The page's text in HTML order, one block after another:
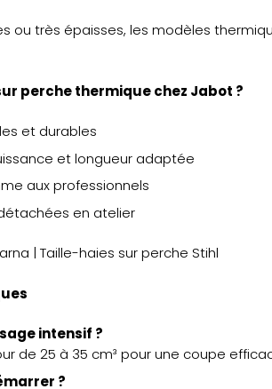
ou très épaisses, les modèles
perche thermique chez Jabot ?
et durables
et longueur adaptée
aux professionnels
en atelier
| Taille-haies sur perche Stihl
intensif ?
de 25 à 35 cm³ pour une coupe
?